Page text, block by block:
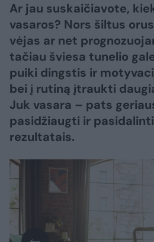
Ar jau suskaičiavote,
vasaros? Nors šiltus
vėjas ar net
tačiau šviesa tunelio
puiki dingstis ir
bei į rutiną įtraukti
Juk vasara – pats
pasidžiaugti ir
rezultatais.